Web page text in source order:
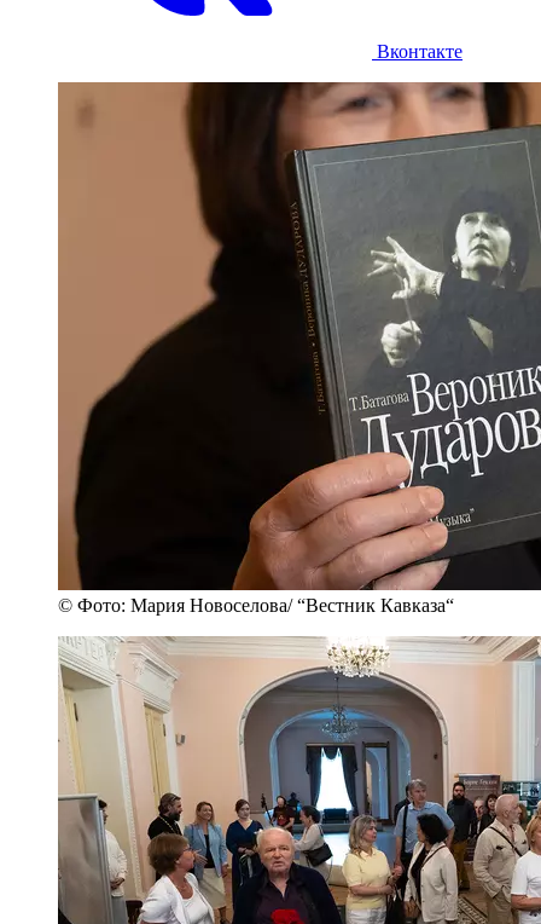
Вконтакте
© Фото: Мария Новоселова/ “Вестник Кавказа“